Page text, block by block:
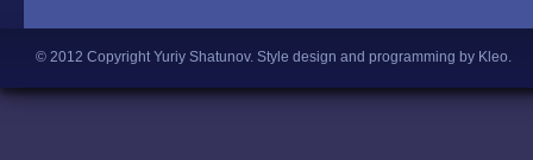
© 2012 Copyright Yuriy Shatunov. Style design and programming by Kleo.